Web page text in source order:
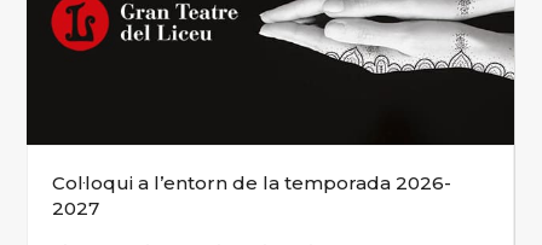
Col·loqui a l’entorn de la temporada 2026-
2027